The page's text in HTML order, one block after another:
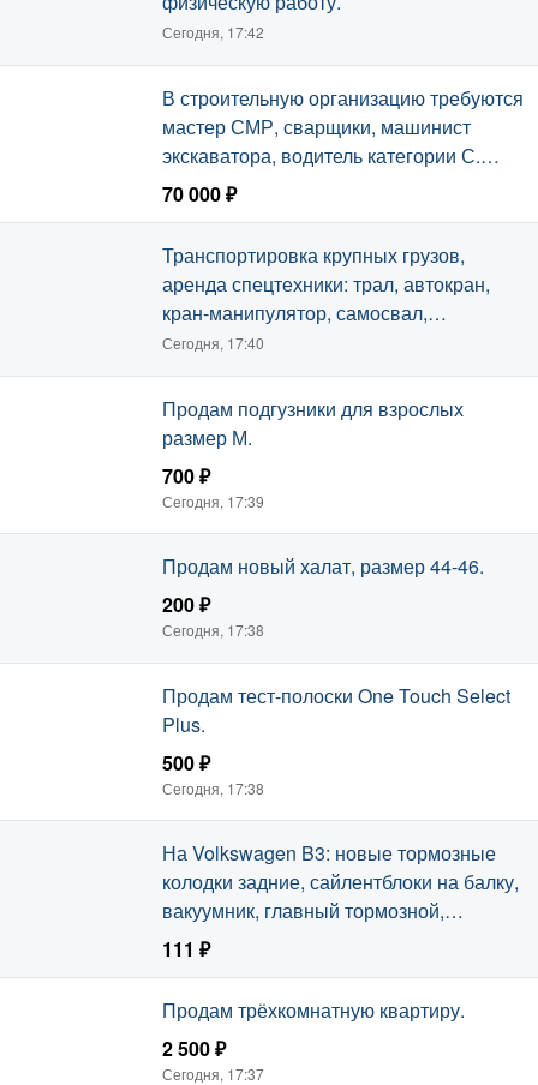
Сегодня, 17:42
В строительную организацию требуются
мастер СМР, сварщики, машинист
экскаватора, водитель категории С.
График 6/1, официальное
70 000 ₽
Сегодня, 17:40
Транспортировка крупных грузов,
аренда спецтехники: трал, автокран,
кран-манипулятор, самосвал,
экскаватор-погрузчик, автовышка.
Сегодня, 17:40
Продам подгузники для взрослых
размер М.
700 ₽
Сегодня, 17:39
Продам новый халат, размер 44-46.
200 ₽
Сегодня, 17:38
Продам тест-полоски One Touch Select
Plus.
500 ₽
Сегодня, 17:38
На Volkswagen B3: новые тормозные
колодки задние, сайлентблоки на балку,
вакуумник, главный тормозной,
глушитель, крышка багажника
111 ₽
Сегодня, 17:38
Продам трёхкомнатную квартиру.
2 500 ₽
Сегодня, 17:37